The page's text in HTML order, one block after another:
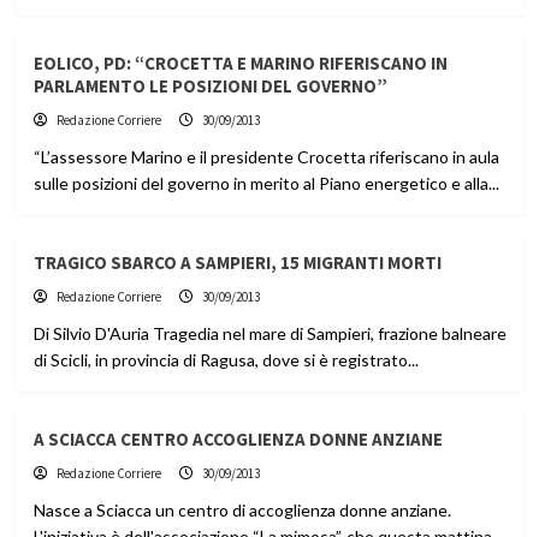
EOLICO, PD: “CROCETTA E MARINO RIFERISCANO IN
PARLAMENTO LE POSIZIONI DEL GOVERNO”
Redazione Corriere 30/09/2013
“L’assessore Marino e il presidente Crocetta riferiscano in aula
sulle posizioni del governo in merito al Piano energetico e alla...
TRAGICO SBARCO A SAMPIERI, 15 MIGRANTI MORTI
Redazione Corriere 30/09/2013
Di Silvio D'Auria Tragedia nel mare di Sampieri, frazione balneare
di Scicli, in provincia di Ragusa, dove si è registrato...
A SCIACCA CENTRO ACCOGLIENZA DONNE ANZIANE
Redazione Corriere 30/09/2013
Nasce a Sciacca un centro di accoglienza donne anziane.